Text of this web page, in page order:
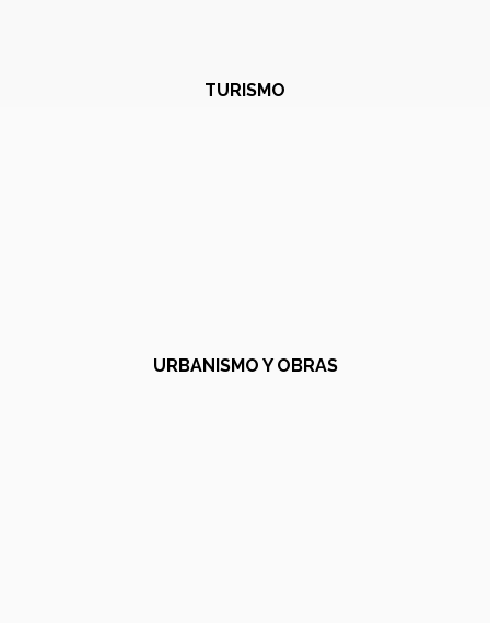
TURISMO
URBANISMO Y OBRAS